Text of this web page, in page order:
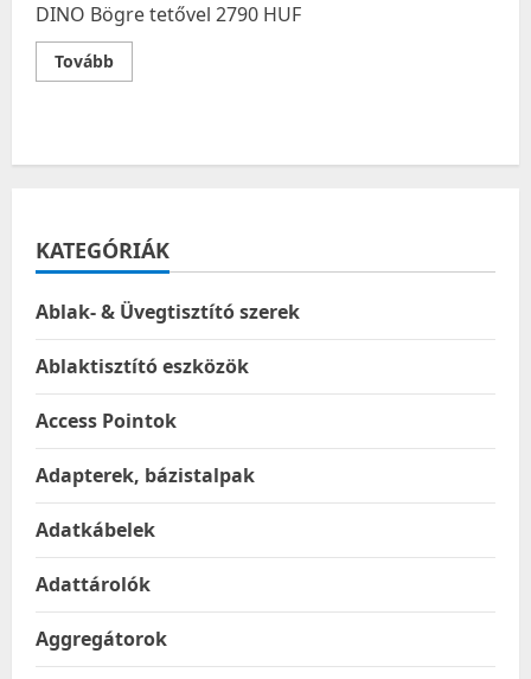
DINO Bögre tetővel 2790 HUF
TovábbRead
more
KATEGÓRIÁK
Ablak- & Üvegtisztító szerek
Ablaktisztító eszközök
Access Pointok
Adapterek, bázistalpak
Adatkábelek
Adattárolók
Aggregátorok